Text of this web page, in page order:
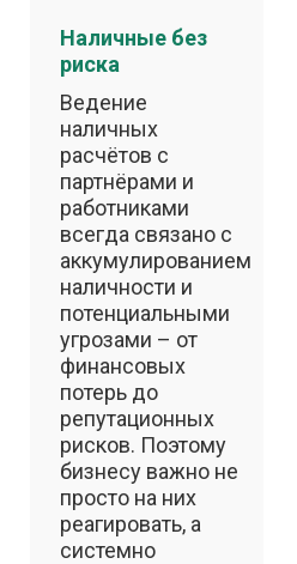
Наличные без
риска
Ведение
наличных
расчётов с
партнёрами и
работниками
всегда связано с
аккумулированием
наличности и
потенциальными
угрозами – от
финансовых
потерь до
репутационных
рисков. Поэтому
бизнесу важно не
просто на них
реагировать, а
системно